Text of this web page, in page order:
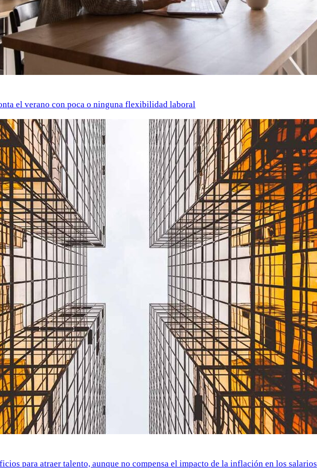
el verano con poca o ninguna flexibilidad laboral
para atraer talento, aunque no compensa el impacto de la inflación en los salarios